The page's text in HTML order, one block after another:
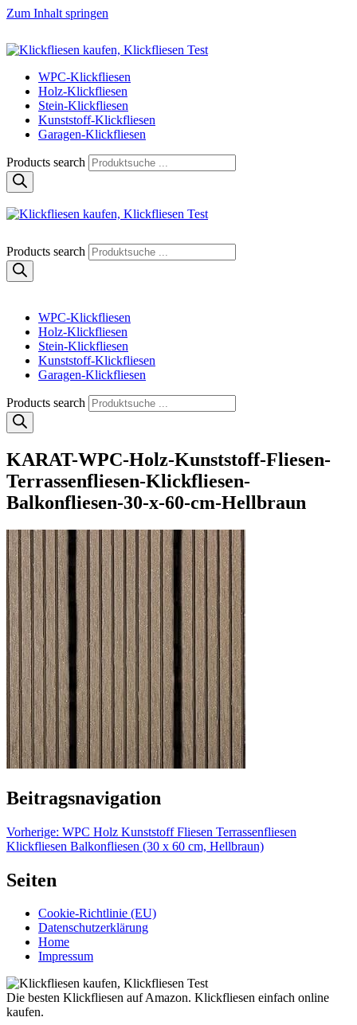
Zum Inhalt springen
Klickfliese | klick-klick-fertig
Klickfliesen online kaufen
WPC-Klickfliesen
Holz-Klickfliesen
Stein-Klickfliesen
Kunststoff-Klickfliesen
Garagen-Klickfliesen
Products search
Klickfliese | klick-klick-fertig
Klickfliesen online kaufen
Products search
WPC-Klickfliesen
Holz-Klickfliesen
Stein-Klickfliesen
Kunststoff-Klickfliesen
Garagen-Klickfliesen
Products search
KARAT-WPC-Holz-Kunststoff-Fliesen-
Terrassenfliesen-Klickfliesen-
Balkonfliesen-30-x-60-cm-Hellbraun
Beitragsnavigation
Vorherige: WPC Holz Kunststoff Fliesen Terrassenfliesen
Klickfliesen Balkonfliesen (30 x 60 cm, Hellbraun)
Seiten
Cookie-Richtlinie (EU)
Datenschutzerklärung
Home
Impressum
Die besten Klickfliesen auf Amazon. Klickfliesen einfach online
kaufen.